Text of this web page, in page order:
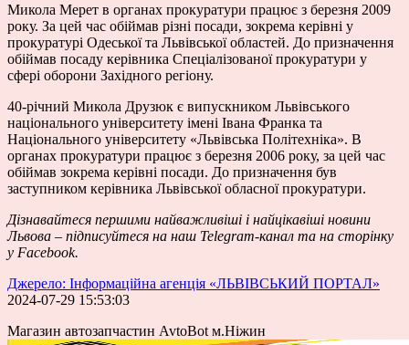
Микола Мерет в органах прокуратури працює з березня 2009
року. За цей час обіймав різні посади, зокрема керівні у
прокуратурі Одеської та Львівської областей. До призначення
обіймав посаду керівника Спеціалізованої прокуратури у
сфері оборони Західного регіону.
40-річний Микола Друзюк є випускником Львівського
національного університету імені Івана Франка та
Національного університету «Львівська Політехніка». В
органах прокуратури працює з березня 2006 року, за цей час
обіймав зокрема керівні посади. До призначення був
заступником керівника Львівської обласної прокуратури.
Дізнавайтеся першими найважливіші і найцікавіші новини
Львова – підписуйтеся на наш Telegram-канал та на сторінку
у Facebook.
Джерело: Інформаційна агенція «ЛЬВІВСЬКИЙ ПОРТАЛ»
2024-07-29 15:53:03
Магазин автозапчастин AvtoBot м.Ніжин